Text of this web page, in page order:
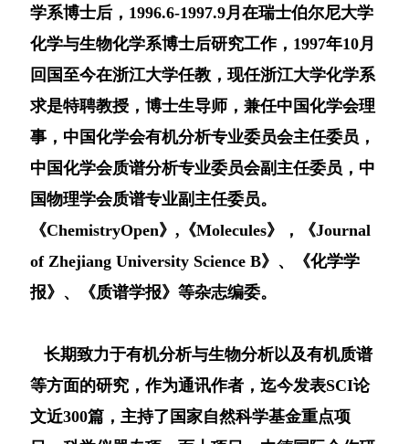
学系博士后，1996.6-1997.9月在瑞士伯尔尼大学
化学与生物化学系博士后研究工作，1997年10月
回国至今在浙江大学任教，现任浙江大学化学系
求是特聘教授，博士生导师，兼任中国化学会理
事，中国化学会有机分析专业委员会主任委员，
中国化学会质谱分析专业委员会副主任委员，中
国物理学会质谱专业副主任委员。
《ChemistryOpen》,《Molecules》，《Journal
of Zhejiang University Science B》、《化学学
报》、《质谱学报》等杂志编委。
长期致力于有机分析与生物分析以及有机质谱
等方面的研究，作为通讯作者，迄今发表SCI论
文近300篇，主持了国家自然科学基金重点项